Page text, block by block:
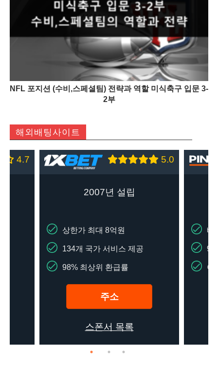
NFL 포지션 (수비,스페셜팀) 전략과 역할 미식축구 입문 3-
2부
해외배팅사이트
4.7 5.0
2007년 설립
상한가 최대 8억원
134개 국가 서비스 제공
98% 최상위 환급률
주소
스폰서 목록
배
아